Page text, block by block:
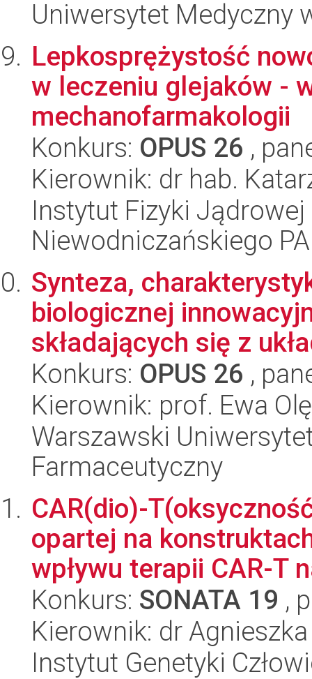
Uniwersytet Medyczny
Lepkosprężystość
w leczeniu glejaków -
mechanofarmakologii
Konkurs: OPUS 26 ,
Kierownik: dr hab.
Instytut Fizyki
Niewodniczańskiego
Synteza,
biologicznej
składających się z
Konkurs: OPUS 26 ,
Kierownik: prof. Ewa
Warszawski
Farmaceutyczny
CAR(dio)-
opartej na
wpływu terapii CAR-T
Konkurs: SONATA 19 ,
Kierownik: dr
Instytut Genetyki